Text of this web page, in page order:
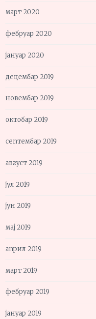
март 2020
фебруар 2020
јануар 2020
децембар 2019
новембар 2019
октобар 2019
септембар 2019
август 2019
јул 2019
јун 2019
мај 2019
април 2019
март 2019
фебруар 2019
јануар 2019